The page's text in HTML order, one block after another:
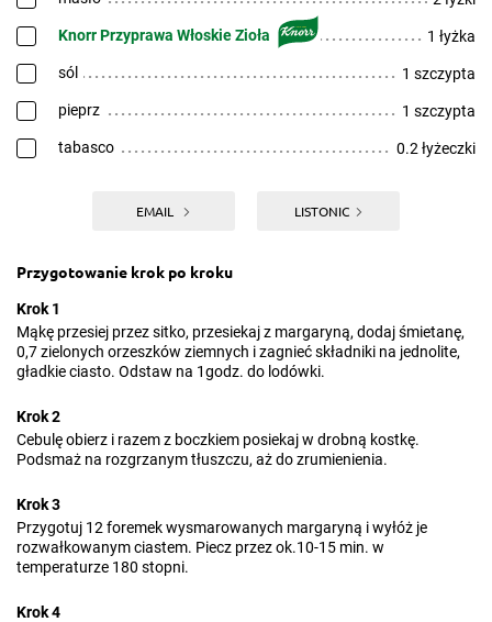
Knorr Przyprawa Włoskie Zioła 1 łyżka
sól 1 szczypta
pieprz 1 szczypta
tabasco 0.2 łyżeczki
EMAIL LISTONIC
Przygotowanie krok po kroku
Krok 1
Mąkę przesiej przez sitko, przesiekaj z margaryną, dodaj śmietanę,
0,7 zielonych orzeszków ziemnych i zagnieć składniki na jednolite,
gładkie ciasto. Odstaw na 1godz. do lodówki.
Krok 2
Cebulę obierz i razem z boczkiem posiekaj w drobną kostkę.
Podsmaż na rozgrzanym tłuszczu, aż do zrumienienia.
Krok 3
Przygotuj 12 foremek wysmarowanych margaryną i wyłóż je
rozwałkowanym ciastem. Piecz przez ok.10-15 min. w
temperaturze 180 stopni.
Krok 4